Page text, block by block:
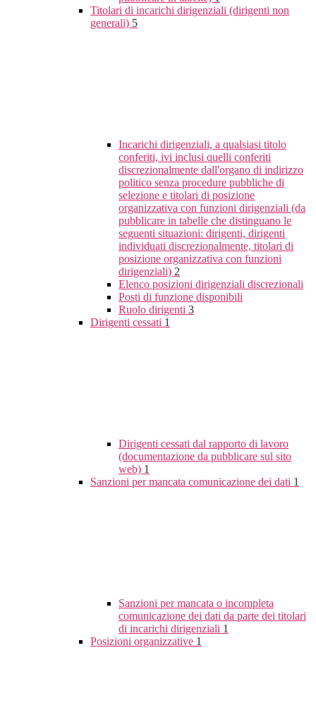
Titolari di incarichi dirigenziali (dirigenti non
generali) 5
Incarichi dirigenziali, a qualsiasi titolo
conferiti, ivi inclusi quelli conferiti
discrezionalmente dall'organo di indirizzo
politico senza procedure pubbliche di
selezione e titolari di posizione
organizzativa con funzioni dirigenziali (da
pubblicare in tabelle che distinguano le
seguenti situazioni: dirigenti, dirigenti
individuati discrezionalmente, titolari di
posizione organizzativa con funzioni
dirigenziali) 2
Elenco posizioni dirigenziali discrezionali
Posti di funzione disponibili
Ruolo dirigenti 3
Dirigenti cessati 1
Dirigenti cessati dal rapporto di lavoro
(documentazione da pubblicare sul sito
web) 1
Sanzioni per mancata comunicazione dei dati 1
Sanzioni per mancata o incompleta
comunicazione dei dati da parte dei titolari
di incarichi dirigenziali 1
Posizioni organizzative 1